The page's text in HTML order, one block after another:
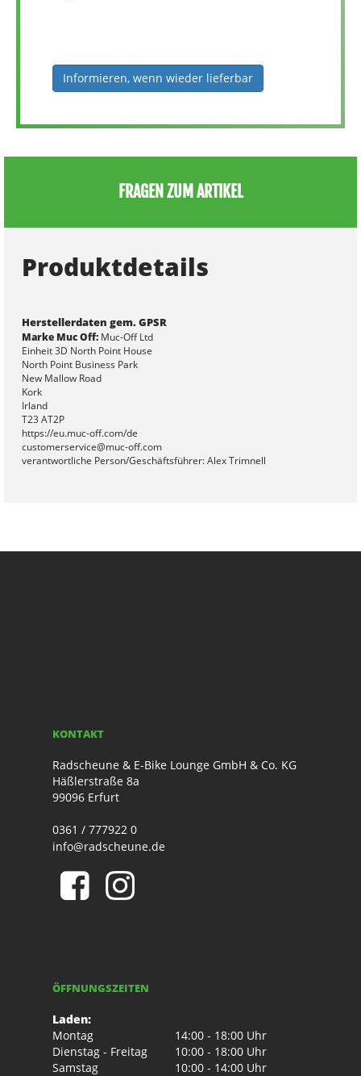
Informieren, wenn wieder lieferbar
FRAGEN ZUM ARTIKEL
Produktdetails
Herstellerdaten gem. GPSR
Marke Muc Off:Muc-Off Ltd
Einheit 3D North Point House
North Point Business Park
New Mallow Road
Kork
Irland
T23 AT2P
https://eu.muc-off.com/de
customerservice@muc-off.com
verantwortliche Person/Geschäftsführer: Alex Trimnell
KONTAKT
Radscheune & E-Bike Lounge GmbH & Co. KG
Häßlerstraße 8a
99096 Erfurt
0361 / 777922 0
info@radscheune.de
ÖFFNUNGSZEITEN
Laden:
Montag
14:00 - 18:00 Uhr
Dienstag - Freitag
10:00 - 18:00 Uhr
Samstag
10:00 - 14:00 Uhr